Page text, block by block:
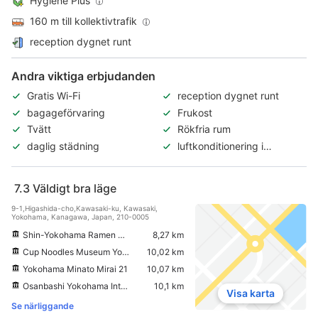
160 m till kollektivtrafik
reception dygnet runt
Andra viktiga erbjudanden
Gratis Wi-Fi
reception dygnet runt
bagageförvaring
Frukost
Tvätt
Rökfria rum
daglig städning
luftkonditionering i
7.3 Väldigt bra läge
9-1,Higashida-cho,Kawasaki-ku, Kawasaki,
Yokohama, Kanagawa, Japan, 210-0005
Shin-Yokohama Ramen Museum
8,27 km
Cup Noodles Museum Yokohama
10,02 km
Yokohama Minato Mirai 21
10,07 km
Osanbashi Yokohama International Passenger Terminal
10,1 km
Se närliggande
Visa karta